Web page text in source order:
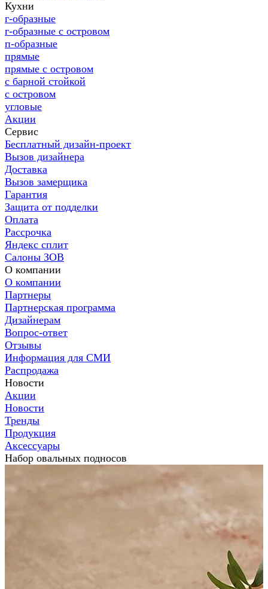
Кухни
г-образные
г-образные с островом
п-образные
прямые
прямые с островом
с барной стойкой
с островом
угловые
Акции
Сервис
Бесплатный дизайн-проект
Вызов дизайнера
Доставка
Вызов замерщика
Гарантия
Защита от подделки
Оплата
Рассрочка
Яндекс сплит
Салоны ЗОВ
О компании
О компании
Партнеры
Партнерская программа
Дизайнерам
Вопрос-ответ
Отзывы
Информация для СМИ
Распродажа
Новости
Акции
Новости
Тренды
Продукция
Аксессуары
Набор овальных подносов